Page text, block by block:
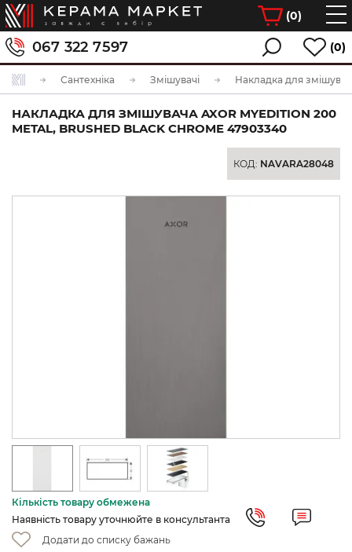
(0)
067 322 7597 (0)
Сантехніка Змішувачі
НАКЛАДКА ДЛЯ ЗМІШУВАЧА AXOR MYEDITION 200
METAL, BRUSHED BLACK CHROME 47903340
КОД: NAVARA28048
Кількість товару обмежена
Наявність товару уточнюйте в консультанта
Додати до списку бажань